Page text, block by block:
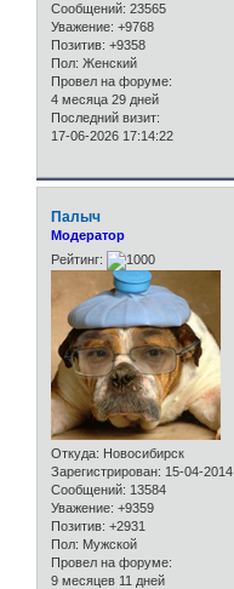
Сообщений: 23565
Уважение: +9768
Позитив: +9358
Пол: Женский
Провел на форуме:
4 месяца 29 дней
Последний визит:
17-06-2026 17:14:22
Палыч
Модератор
Рейтинг:
Откуда: Новосибирск
Зарегистрирован: 15-04-2014
Сообщений: 13584
Уважение: +9359
Позитив: +2931
Пол: Мужской
Провел на форуме:
9 месяцев 11 дней